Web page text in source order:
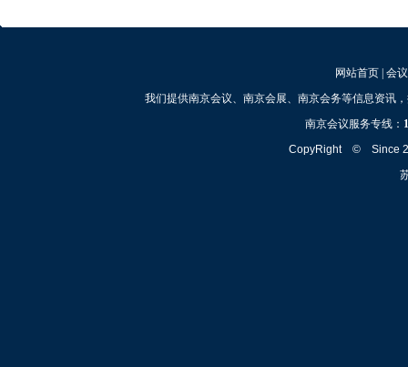
网站首页| 会
我们提供南京会议、南京会展、南京会务等信息资讯
南京会议服务专线：
CopyRight © Since